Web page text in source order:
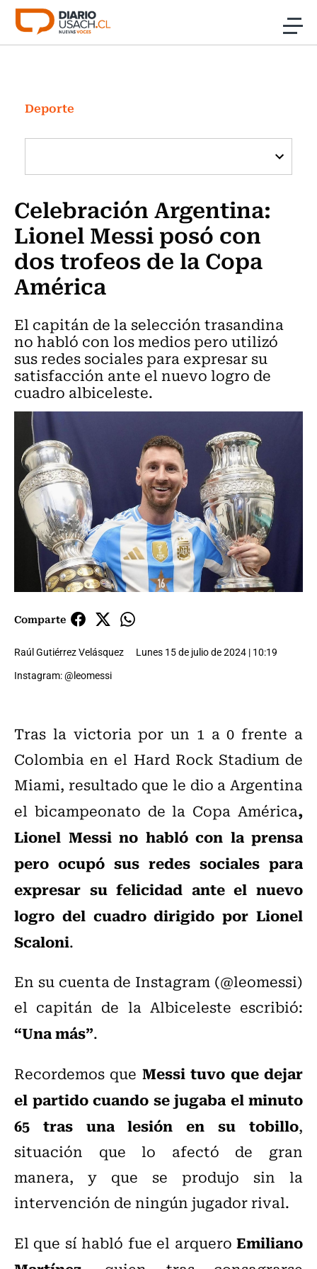
Click acá para ir directamente al contenido
Investigación
Cultura
Programas Radio y TV Usach
Deporte
Celebración Argentina:
Lionel Messi posó con
dos trofeos de la Copa
América
El capitán de la selección trasandina
no habló con los medios pero utilizó
sus redes sociales para expresar su
satisfacción ante el nuevo logro de
cuadro albiceleste.
Comparte
Raúl Gutiérrez Velásquez
Lunes 15 de julio de 2024 | 10:19
Instagram: @leomessi
Tras la victoria por un 1 a 0 frente a
Colombia en el Hard Rock Stadium de
Miami, resultado que le dio a Argentina
el bicampeonato de la Copa América,
Lionel Messi no habló con la prensa
pero ocupó sus redes sociales para
expresar su felicidad ante el nuevo
logro del cuadro dirigido por Lionel
Scaloni.
En su cuenta de Instagram (@leomessi)
el capitán de la Albiceleste escribió:
“Una más”.
Recordemos que Messi tuvo que dejar
el partido cuando se jugaba el minuto
65 tras una lesión en su tobillo,
situación que lo afectó de gran
manera, y que se produjo sin la
intervención de ningún jugador rival.
El que sí habló fue el arquero Emiliano